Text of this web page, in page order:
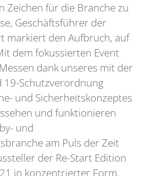
Zeichen für die Branche zu
Geschäftsführer der
markiert den Aufbruch, auf
dem fokussierten Event
dank unseres mit der
19-Schutzverordnung
und Sicherheitskonzeptes
und funktionieren
und
am Puls der Zeit
der Re-Start Edition
in konzentrierter Form.